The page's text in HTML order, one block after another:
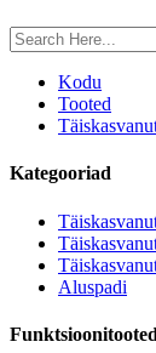
Kodu
Tooted
Kategooriad
Aluspadi
Funktsioonitooted